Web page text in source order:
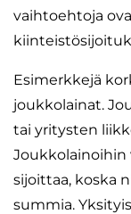
vaihtoehtoja
Esimerkkejä
joukkolainat.
tai yritysten
Joukkolainoihin
sijoittaa, koska
summia.